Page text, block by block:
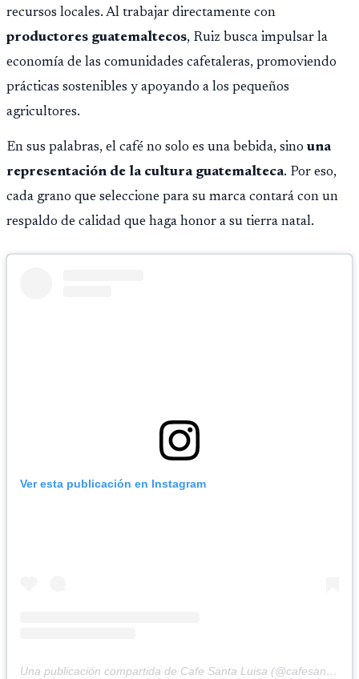
recursos locales. Al trabajar directamente con
productores guatemaltecos, Ruiz busca impulsar la
economía de las comunidades cafetaleras, promoviendo
prácticas sostenibles y apoyando a los pequeños
agricultores.
En sus palabras, el café no solo es una bebida, sino una
representación de la cultura guatemalteca. Por eso,
cada grano que seleccione para su marca contará con un
respaldo de calidad que haga honor a su tierra natal.
Ver esta publicación en Instagram
Una publicación compartida de Cafe Santa Luisa (@cafesantaluisa)